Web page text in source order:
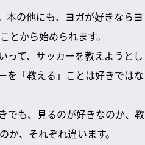
本の他にも、ヨガが好きならヨ
から始められます。
って、サッカーを教えようとし
を「教える」ことは好きではな
でも、見るのが好きなのか、教
、それぞれ違います。